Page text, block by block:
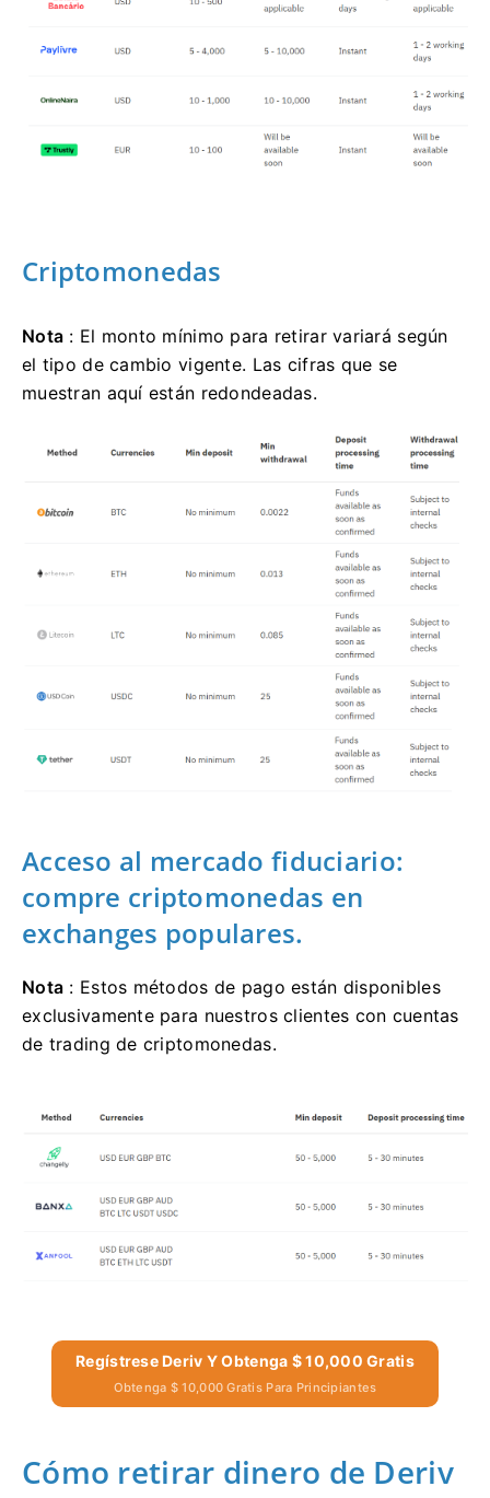
Criptomonedas
Nota : El monto mínimo para retirar variará según
el tipo de cambio vigente. Las cifras que se
muestran aquí están redondeadas.
Acceso al mercado fiduciario:
compre criptomonedas en
exchanges populares.
Nota : Estos métodos de pago están disponibles
exclusivamente para nuestros clientes con cuentas
de trading de criptomonedas.
Regístrese Deriv Y Obtenga $ 10,000 Gratis
Obtenga $ 10,000 Gratis Para Principiantes
Cómo retirar dinero de Deriv